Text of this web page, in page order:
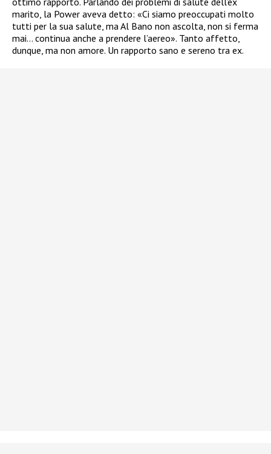
marito, la Power aveva detto: «Ci siamo preoccupati molto
tutti per la sua salute, ma Al Bano non ascolta, non si ferma
mai… continua anche a prendere l’aereo». Tanto affetto,
dunque, ma non amore. Un rapporto sano e sereno tra ex.